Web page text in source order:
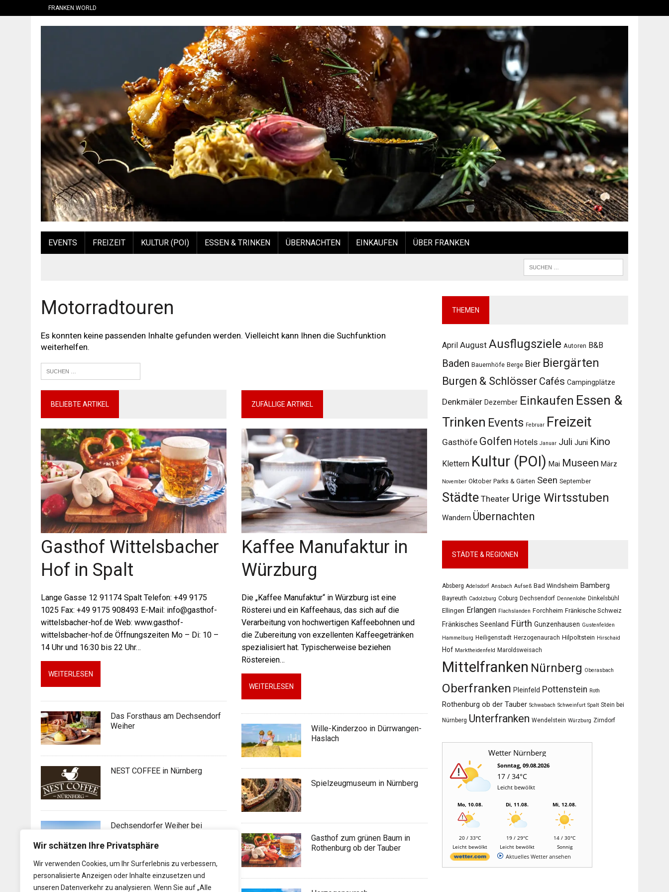
Wir schätzen Ihre Privatsphäre
Wir verwenden Cookies, um Ihr Surferlebnis zu verbessern,
personalisierte Anzeigen oder Inhalte einzusetzen und
unseren Datenverkehr zu analysieren. Wenn Sie auf „Alle
FRANKEN.WORLD
EVENTS FREIZEIT KULTUR (POI) ESSEN & TRINKEN ÜBERNACHTEN EINKAUFEN ÜBER FRANKEN
Motorradtouren
Es konnten keine passenden Inhalte gefunden werden. Vielleicht kann Ihnen die Suchfunktion
weiterhelfen.
BELIEBTE ARTIKEL
Gasthof Wittelsbacher
Hof in Spalt
Lange Gasse 12 91174 Spalt Telefon: +49 9175
1025 Fax: +49 9175 908493 E-Mail: info@gasthof-
wittelsbacher-hof.de Web: www.gasthof-
wittelsbacher-hof.de Öffnungszeiten Mo – Di: 10 –
14 Uhr und 16:30 bis 22 Uhr…
WEITERLESEN
Das Forsthaus am Dechsendorf
Weiher
NEST COFFEE in Nürnberg
Dechsendorfer Weiher bei
Nürnberger Ostermarkt
ZUFÄLLIGE ARTIKEL
Kaffee Manufaktur in
Würzburg
Die „Kaffee Manufaktur“ in Würzburg ist eine
Rösterei und ein Kaffeehaus, das sich auf die
Verarbeitung von hochwertigen Kaffeebohnen und
die Zubereitung von exzellenten Kaffeegetränken
spezialisiert hat. Typischerweise beziehen
Röstereien…
WEITERLESEN
Wille-Kinderzoo in Dürrwangen-
Haslach
Spielzeugmuseum in Nürnberg
Gasthof zum grünen Baum in
Rothenburg ob der Tauber
THEMEN
April August Ausflugsziele Autoren B&B
Baden Bauernhöfe Berge Bier Biergärten
Burgen & Schlösser Cafés Campingplätze
Denkmäler Dezember Einkaufen Essen &
Trinken Events Februar Freizeit
Gasthöfe Golfen Hotels Januar Juli Juni Kino
Klettern Kultur (POI) Mai Museen März
November Oktober Parks & Gärten Seen September
Städte Theater Urige Wirtsstuben
Wandern Übernachten
STÄDTE & REGIONEN
Absberg Adelsdorf Ansbach Aufseß Bad Windsheim Bamberg
Bayreuth Cadolzburg Coburg Dechsendorf Dennenlohe Dinkelsbühl
Ellingen Erlangen Flachslanden Forchheim Fränkische Schweiz
Fränkisches Seenland Fürth Gunzenhausen Gustenfelden
Hammelburg Heiligenstadt Herzogenaurach Hilpoltstein Hirschaid
Hof Marktheidenfeld Maroldsweisach
Mittelfranken Nürnberg Oberasbach
Oberfranken Pleinfeld Pottenstein Roth
Rothenburg ob der Tauber Schwabach Schweinfurt Spalt Stein bei
Nürnberg Unterfranken Wendelstein Würzburg Zirndorf
Wetter Nürnberg
Sonntag, 09.08.2026
17 / 34°C
Leicht bewölkt
Mo, 10.08.
20 / 33°C
Leicht bewölkt
Di, 11.08.
19 / 29°C
Leicht bewölkt
Mi, 12.08.
14 / 30°C
Sonnig
Aktuelles Wetter ansehen